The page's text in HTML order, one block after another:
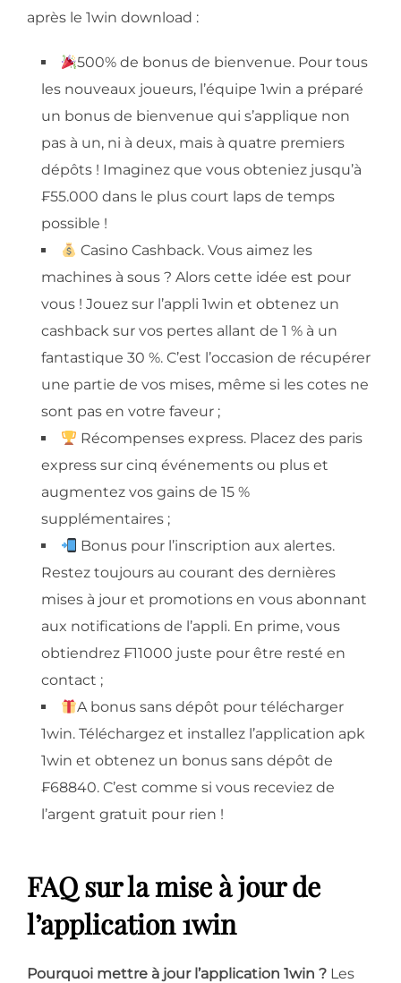
après le 1win download :
500% de bonus de bienvenue. Pour tous
les nouveaux joueurs, l’équipe 1win a préparé
un bonus de bienvenue qui s’applique non
pas à un, ni à deux, mais à quatre premiers
dépôts ! Imaginez que vous obteniez jusqu’à
₣55.000 dans le plus court laps de temps
possible !
Casino Cashback. Vous aimez les
machines à sous ? Alors cette idée est pour
vous ! Jouez sur l’appli 1win et obtenez un
cashback sur vos pertes allant de 1 % à un
fantastique 30 %. C’est l’occasion de récupérer
une partie de vos mises, même si les cotes ne
sont pas en votre faveur ;
Récompenses express. Placez des paris
express sur cinq événements ou plus et
augmentez vos gains de 15 %
supplémentaires ;
Bonus pour l’inscription aux alertes.
Restez toujours au courant des dernières
mises à jour et promotions en vous abonnant
aux notifications de l’appli. En prime, vous
obtiendrez ₣11000 juste pour être resté en
contact ;
A bonus sans dépôt pour télécharger
1win. Téléchargez et installez l’application apk
1win et obtenez un bonus sans dépôt de
₣68840. C’est comme si vous receviez de
l’argent gratuit pour rien !
FAQ sur la mise à jour de
l’application 1win
Pourquoi mettre à jour l’application 1win ? Les